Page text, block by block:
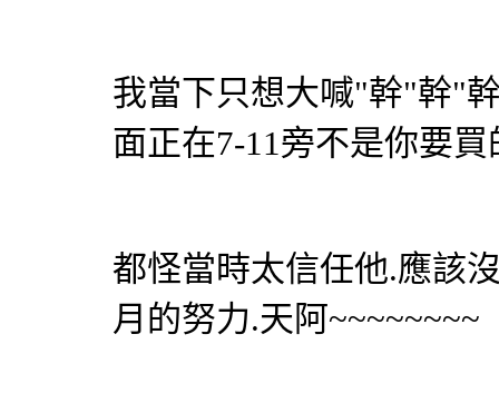
我當下只想大喊"幹"幹"
面正在7-11旁不是你要
都怪當時太信任他.應該
月的努力.天阿~~~~~~~~